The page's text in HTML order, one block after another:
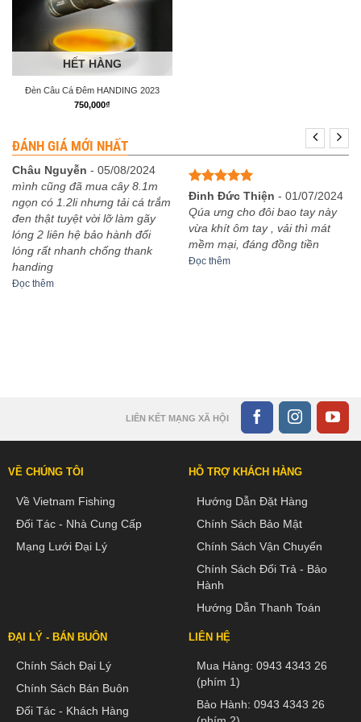
HẾT HÀNG
Đèn Câu Cá Đêm HANDING 2023
750,000₫
ĐÁNH GIÁ MỚI NHẤT
Châu Nguyễn - 05/08/2024
mình cũng đã mua cây 8.1m
ngọn có 1.2li nhưng tải cá trắm
đen thật tuyệt vời lỡ làm gãy
lóng 2 liên hệ bảo hành đổi
lóng rất nhanh chống thank
handing
Đọc thêm
Được xếp
hạng
sao
Đinh Đức Thiện - 01/07/2024
Qúa ưng cho đôi bao tay này
vừa khít ôm tay , vải thì mát
mềm mại, đáng đồng tiền
Đọc thêm
LIÊN KẾT MẠNG XÃ HỘI
VỀ CHÚNG TÔI
Về Vietnam Fishing
Đối Tác - Nhà Cung Cấp
Mạng Lưới Đại Lý
HỖ TRỢ KHÁCH HÀNG
Hướng Dẫn Đặt Hàng
Chính Sách Bảo Mật
Chính Sách Vận Chuyển
Chính Sách Đổi Trả - Bảo
Hành
Hướng Dẫn Thanh Toán
ĐẠI LÝ - BÁN BUÔN
Chính Sách Đại Lý
Chính Sách Bán Buôn
Đối Tác - Khách Hàng
LIÊN HỆ
Mua Hàng: 0943 4343 26
(phím 1)
Bảo Hành: 0943 4343 26